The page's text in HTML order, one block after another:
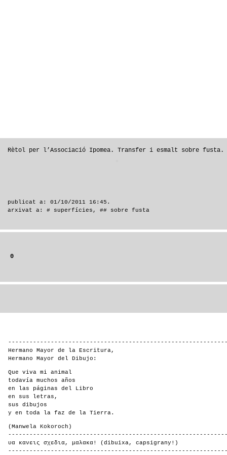
Rètol per l’Associació Ipomea. Transfer i esmalt sobre fusta.
publicat a: 01/10/2011 16:45.
arxivat a: # superfícies , ## sobre fusta
0
Hermano Mayor de la Escritura,
Hermano Mayor del Dibujo:
Que viva mi animal
todavía muchos años
en las páginas del Libro
en sus letras,
sus dibujos
y en toda la faz de la Tierra.
(Manwela Kokoroch)
υα κανεις σχεδια, μαλακα! (dibuixa, capsigrany!)